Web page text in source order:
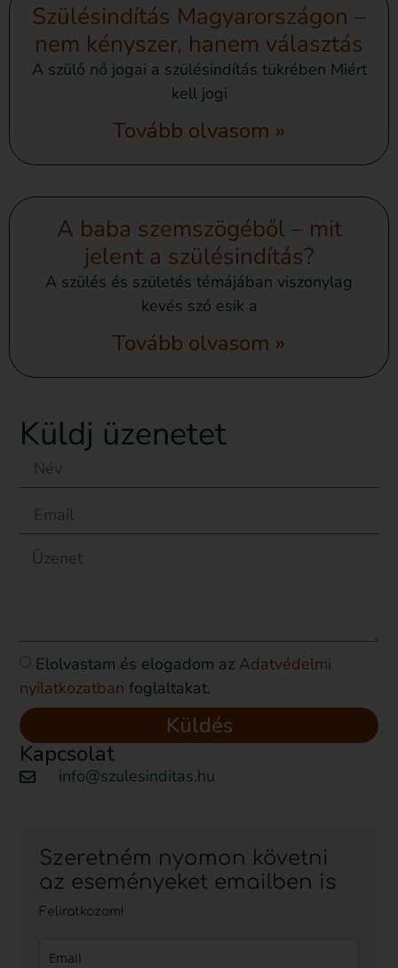
Szülésindítás Magyarországon –
nem kényszer, hanem választás
A szülő nő jogai a szülésindítás tükrében Miért
kell jogi
Tovább olvasom »
A baba szemszögéből – mit
jelent a szülésindítás?
A szülés és születés témájában viszonylag
kevés szó esik a
Tovább olvasom »
Küldj üzenetet
Elolvastam és elogadom az Adatvédelmi
nyilatkozatban foglaltakat.
Küldés
Kapcsolat
info@szulesinditas.hu
Szeretném nyomon követni
az eseményeket emailben is
Feliratkozom!